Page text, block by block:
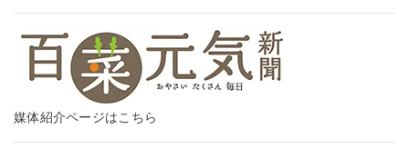
媒体紹介ページはこちら